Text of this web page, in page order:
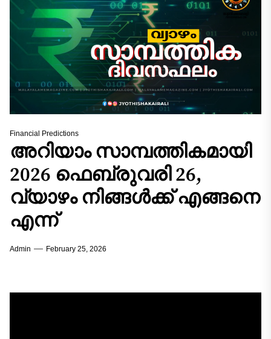
Financial Predictions
അറിയാം സാമ്പത്തികമായി
2026 ഫെബ്രുവരി 26,
വ്യാഴം നിങ്ങൾക്ക് എങ്ങനെ
എന്ന്
Admin February 25, 2026